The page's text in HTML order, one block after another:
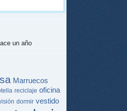
Marruecos
reciclaje oficina
dormir vestido